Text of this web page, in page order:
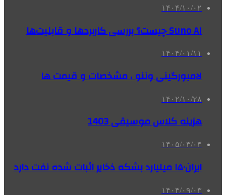
۱۴۰۴/۱۰/۰۲
Suno AI چیست؟ بررسی کاربردها و قابلیت‌ها
۱۴۰۴/۰۱/۱۱
لامبورگینی وننو ، مشخصات و قیمت ها
۱۴۰۲/۱۰/۲۸
هزینه کلاس موسیقی 1403
۱۴۰۵/۰۳/۰۴
ایران۱۵۰ میلیارد بشکه ذخایر اثبات شده نفت دارد
۱۴۰۴/۰۹/۰۳